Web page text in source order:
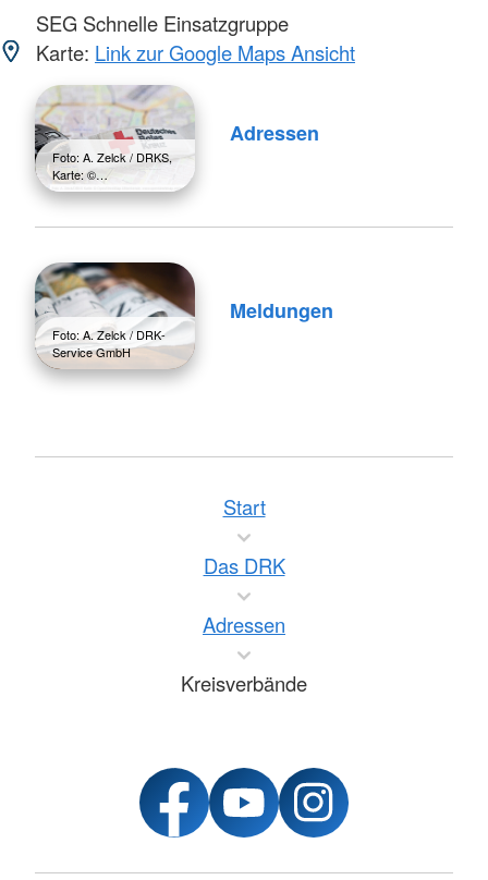
SEG Schnelle Einsatzgruppe
Karte: Link zur Google Maps Ansicht
Foto: A. Zelck / DRKS,
Karte: ©…
Adressen
Foto: A. Zelck / DRK-
Service GmbH
Meldungen
Start
Das DRK
Adressen
Kreisverbände